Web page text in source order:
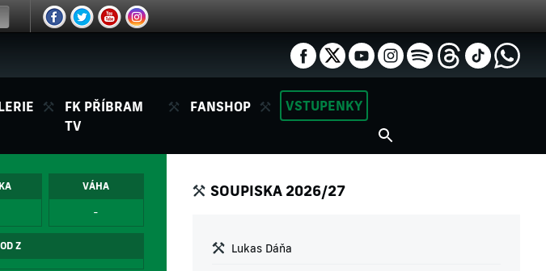
FK PŘÍBRAM
TV
FANSHOP VSTUPENKY
VÁHA
-
Z
SOUPISKA 2026/27
Lukas Dáňa